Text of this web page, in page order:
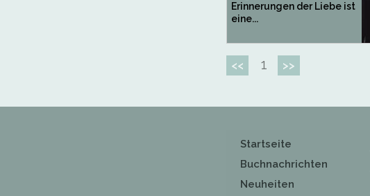
Erinnerungen der Liebe ist
eine...
<< 1 >>
Startseite
Buchnachrichten
Neuheiten